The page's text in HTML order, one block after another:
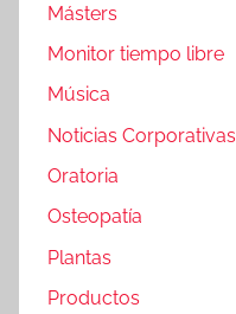
Másters
Monitor tiempo libre
Música
Noticias Corporativas
Oratoria
Osteopatía
Plantas
Productos